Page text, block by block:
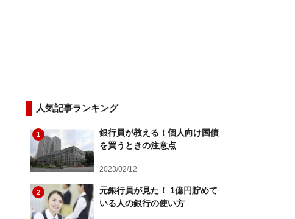
人気記事ランキング
1
銀行員が教える！個人向け国債
を買うときの注意点
2023/02/12
2
元銀行員が見た！ 1億円貯めて
いる人の銀行の使い方